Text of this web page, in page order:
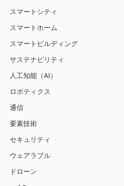
スマートシティ
スマートホーム
スマートビルディング
サステナビリティ
人工知能（AI）
ロボティクス
通信
要素技術
セキュリティ
ウェアラブル
ドローン